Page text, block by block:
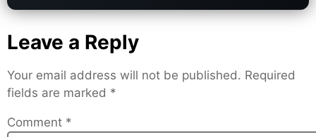
Leave a Reply
Your email address will not be published. Required
fields are marked *
Comment *